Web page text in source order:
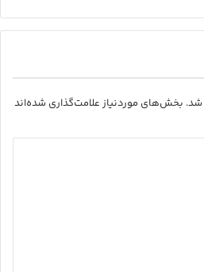
ت ین گرا
شد. بخش‌های موردنیاز علامت‌گذاری شده‌اند